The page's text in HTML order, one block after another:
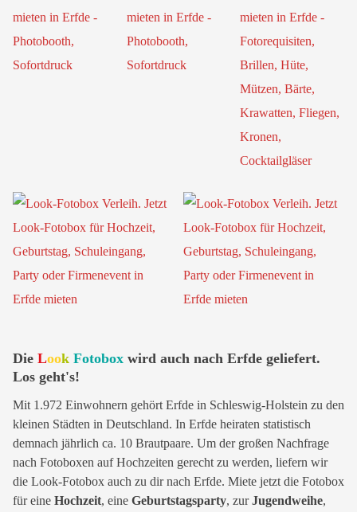
Die Look Fotobox wird auch nach Erfde geliefert.
Los geht's!
Mit 1.972 Einwohnern gehört Erfde in Schleswig-Holstein zu den
kleinen Städten in Deutschland. In Erfde heiraten statistisch
demnach jährlich ca. 10 Brautpaare. Um der großen Nachfrage
nach Fotoboxen auf Hochzeiten gerecht zu werden, liefern wir
die Look-Fotobox auch zu dir nach Erfde. Miete jetzt die Fotobox
für eine Hochzeit, eine Geburtstagsparty, zurJugendweihe,